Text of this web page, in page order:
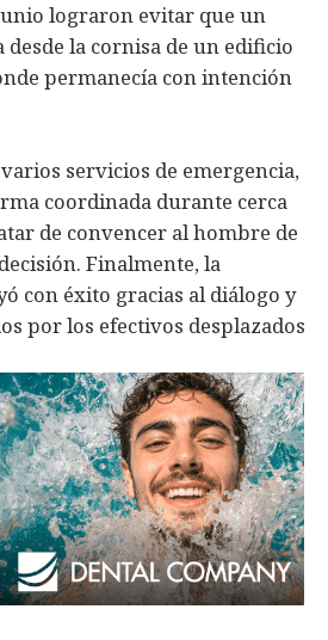
lograron evitar que un
la cornisa de un edificio
permanecía con intención
servicios de emergencia,
coordinada durante cerca
de convencer al hombre de
Finalmente, la
con éxito gracias al diálogo y
por los efectivos desplazados